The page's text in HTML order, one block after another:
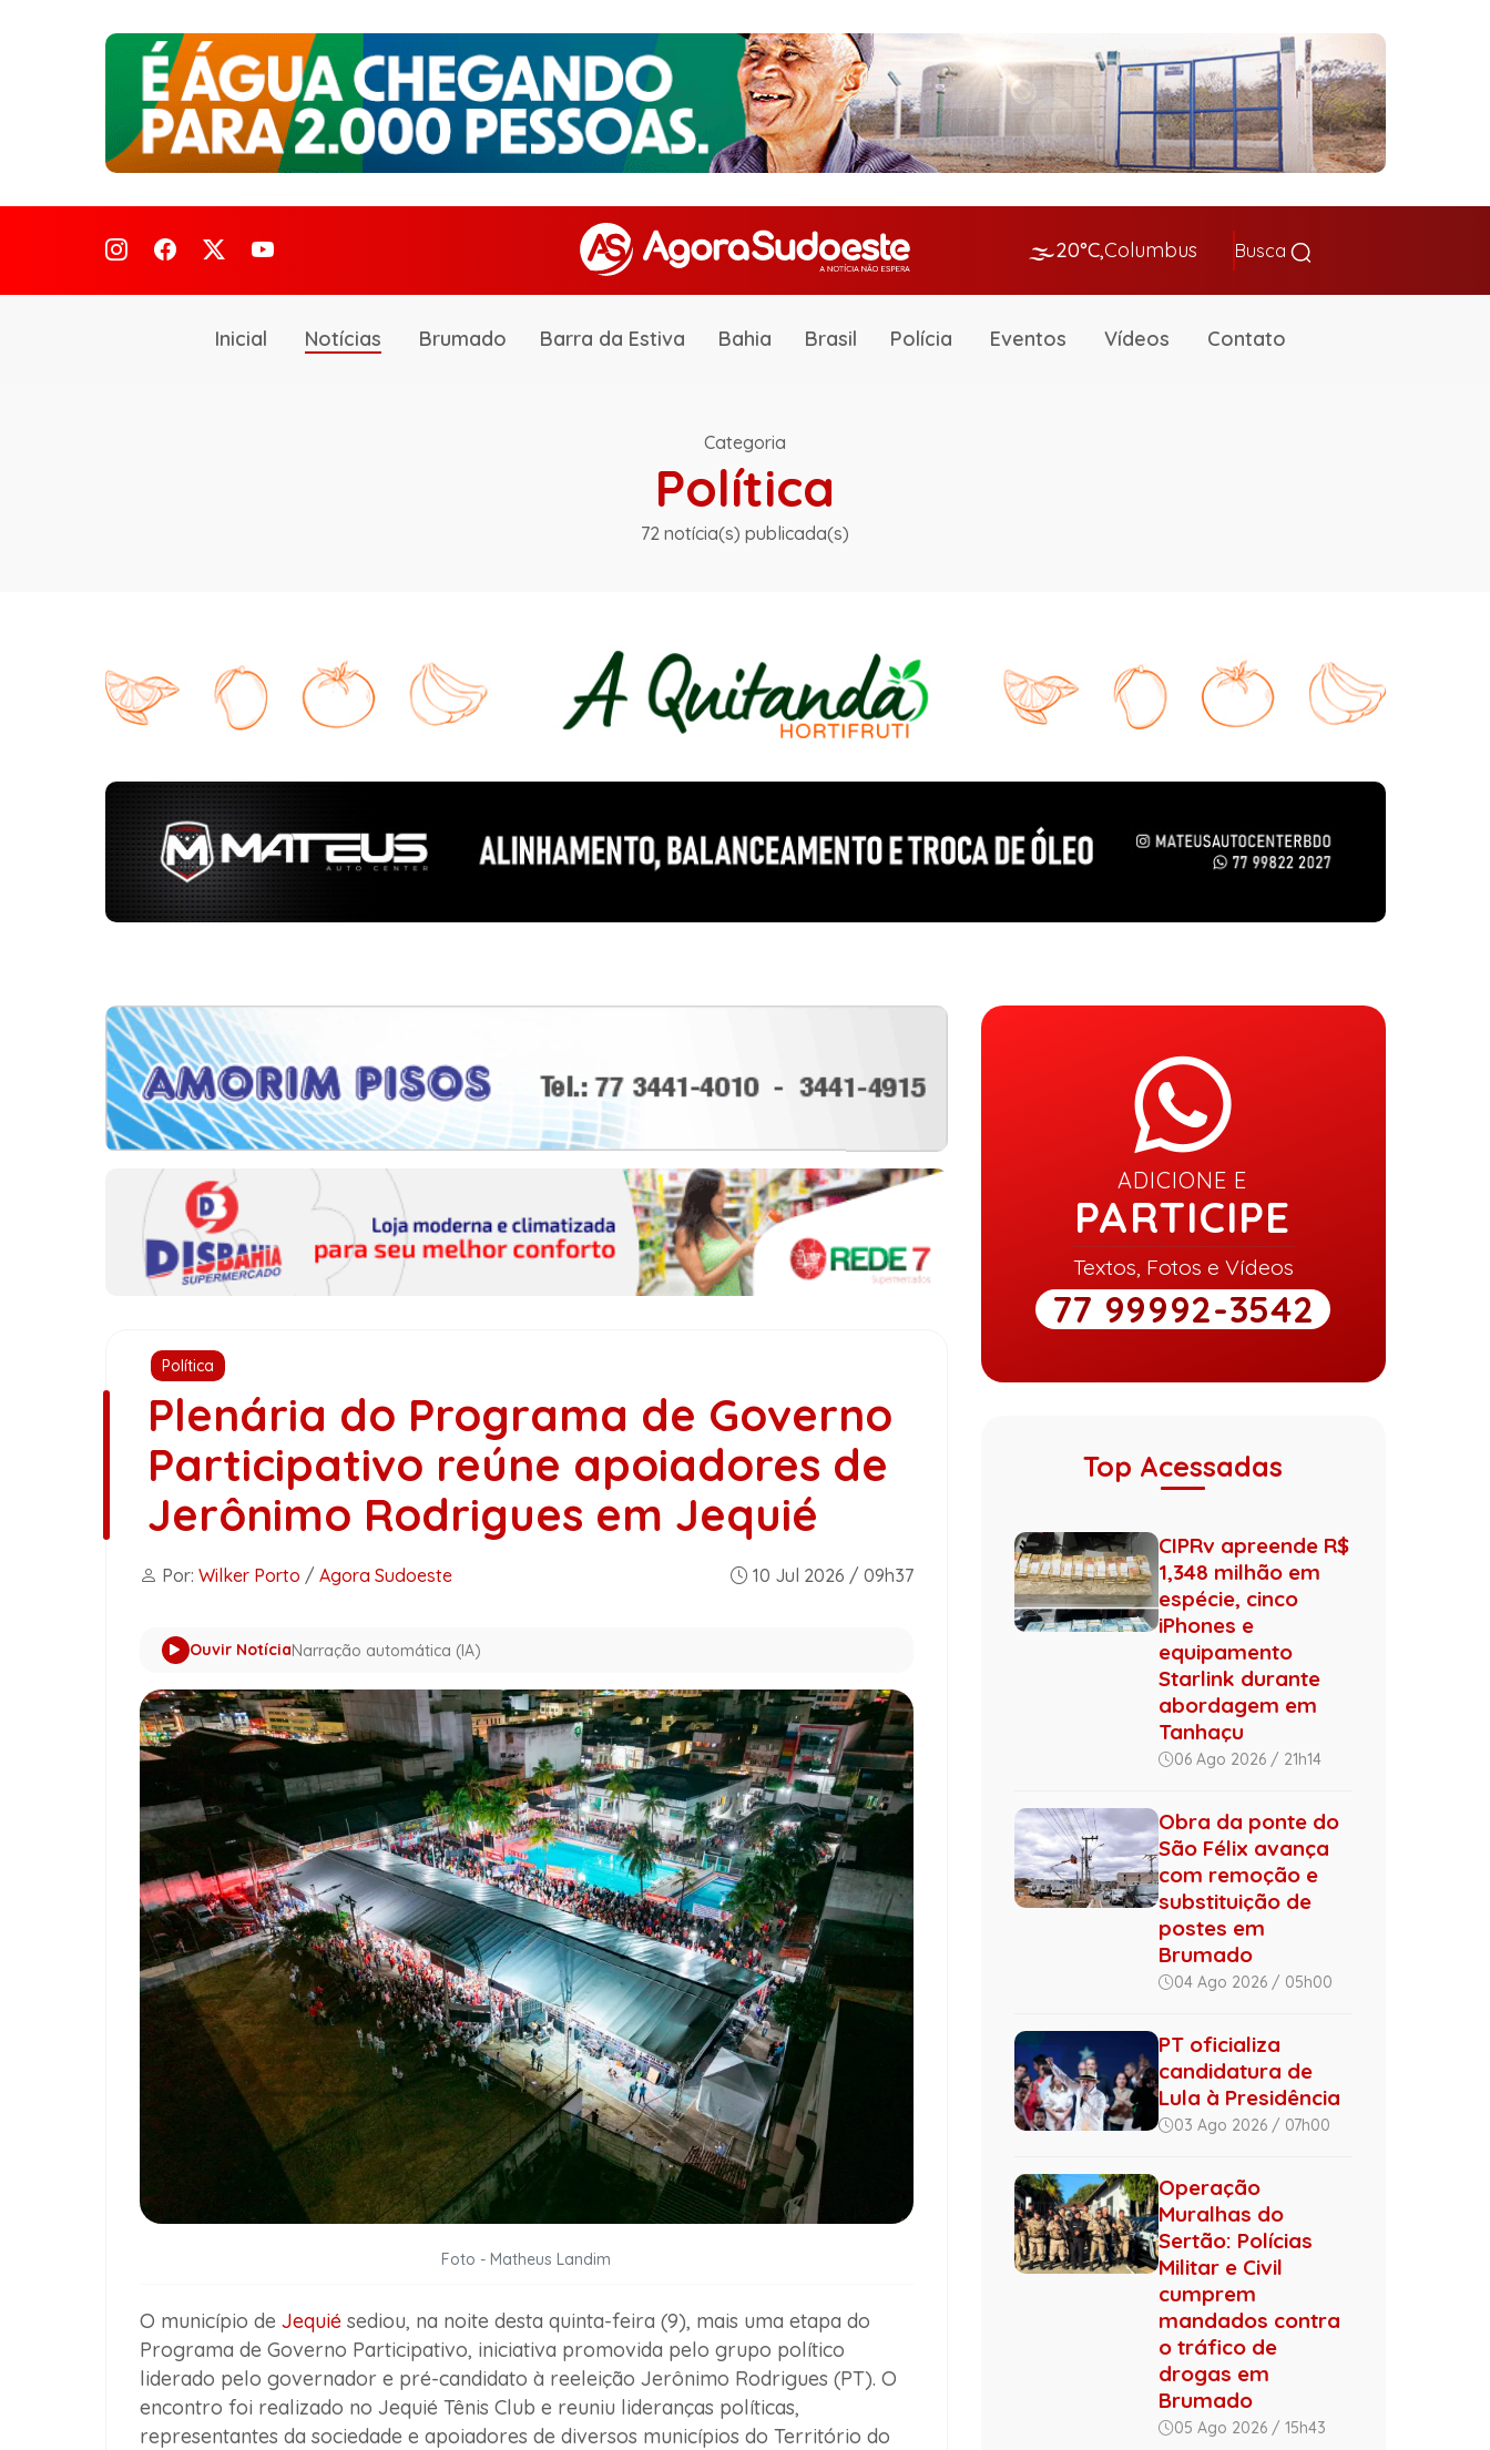
🌫️20°C,Columbus Busca
Inicial Notícias Brumado Barra da Estiva Bahia Brasil Polícia Eventos Vídeos Contato
Categoria
Política
72 notícia(s) publicada(s)
Política
Plenária do Programa de Governo
Participativo reúne apoiadores de
Jerônimo Rodrigues em Jequié
Por: Wilker Porto / Agora Sudoeste 10 Jul 2026 / 09h37
Ouvir NotíciaNarração automática (IA)
Foto - Matheus Landim
O município de Jequiésediou, na noite desta quinta-feira (9), mais uma etapa do
Programa de Governo Participativo, iniciativa promovida pelo grupo político
liderado pelo governador e pré-candidato à reeleição Jerônimo Rodrigues (PT). O
encontro foi realizado no Jequié Tênis Club e reuniu lideranças políticas,
representantes da sociedade e apoiadores de diversos municípios do Território do
ADICIONE E
PARTICIPE
Textos, Fotos e Vídeos
77 99992-3542
Top Acessadas
CIPRv apreende R$
1,348 milhão em
espécie, cinco
iPhones e
equipamento
Starlink durante
abordagem em
Tanhaçu
06 Ago 2026 / 21h14
Obra da ponte do
São Félix avança
com remoção e
substituição de
postes em
Brumado
04 Ago 2026 / 05h00
PT oficializa
candidatura de
Lula à Presidência
03 Ago 2026 / 07h00
Operação
Muralhas do
Sertão: Polícias
Militar e Civil
cumprem
mandados contra
o tráfico de
drogas em
Brumado
05 Ago 2026 / 15h43